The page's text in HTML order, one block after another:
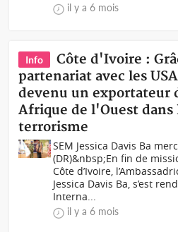
il y a 6 mois
Info
Côte d'Ivoire :
partenariat avec les
devenu un exportateur
Afrique de l'Ouest
terrorisme
SEM Jessica Davis Ba
(DR)&nbsp;En fin de
Côte d’Ivoire,
Jessica Davis Ba, s’est
Interna...
il y a 6 mois